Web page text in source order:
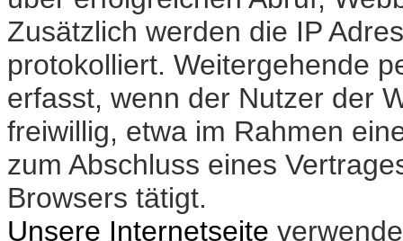
Zusätzlich werden die IP
protokolliert. Weitergehende
erfasst, wenn der Nutzer der
freiwillig, etwa im Rahmen
zum Abschluss eines
Browsers tätigt.
Unsere Internetseite